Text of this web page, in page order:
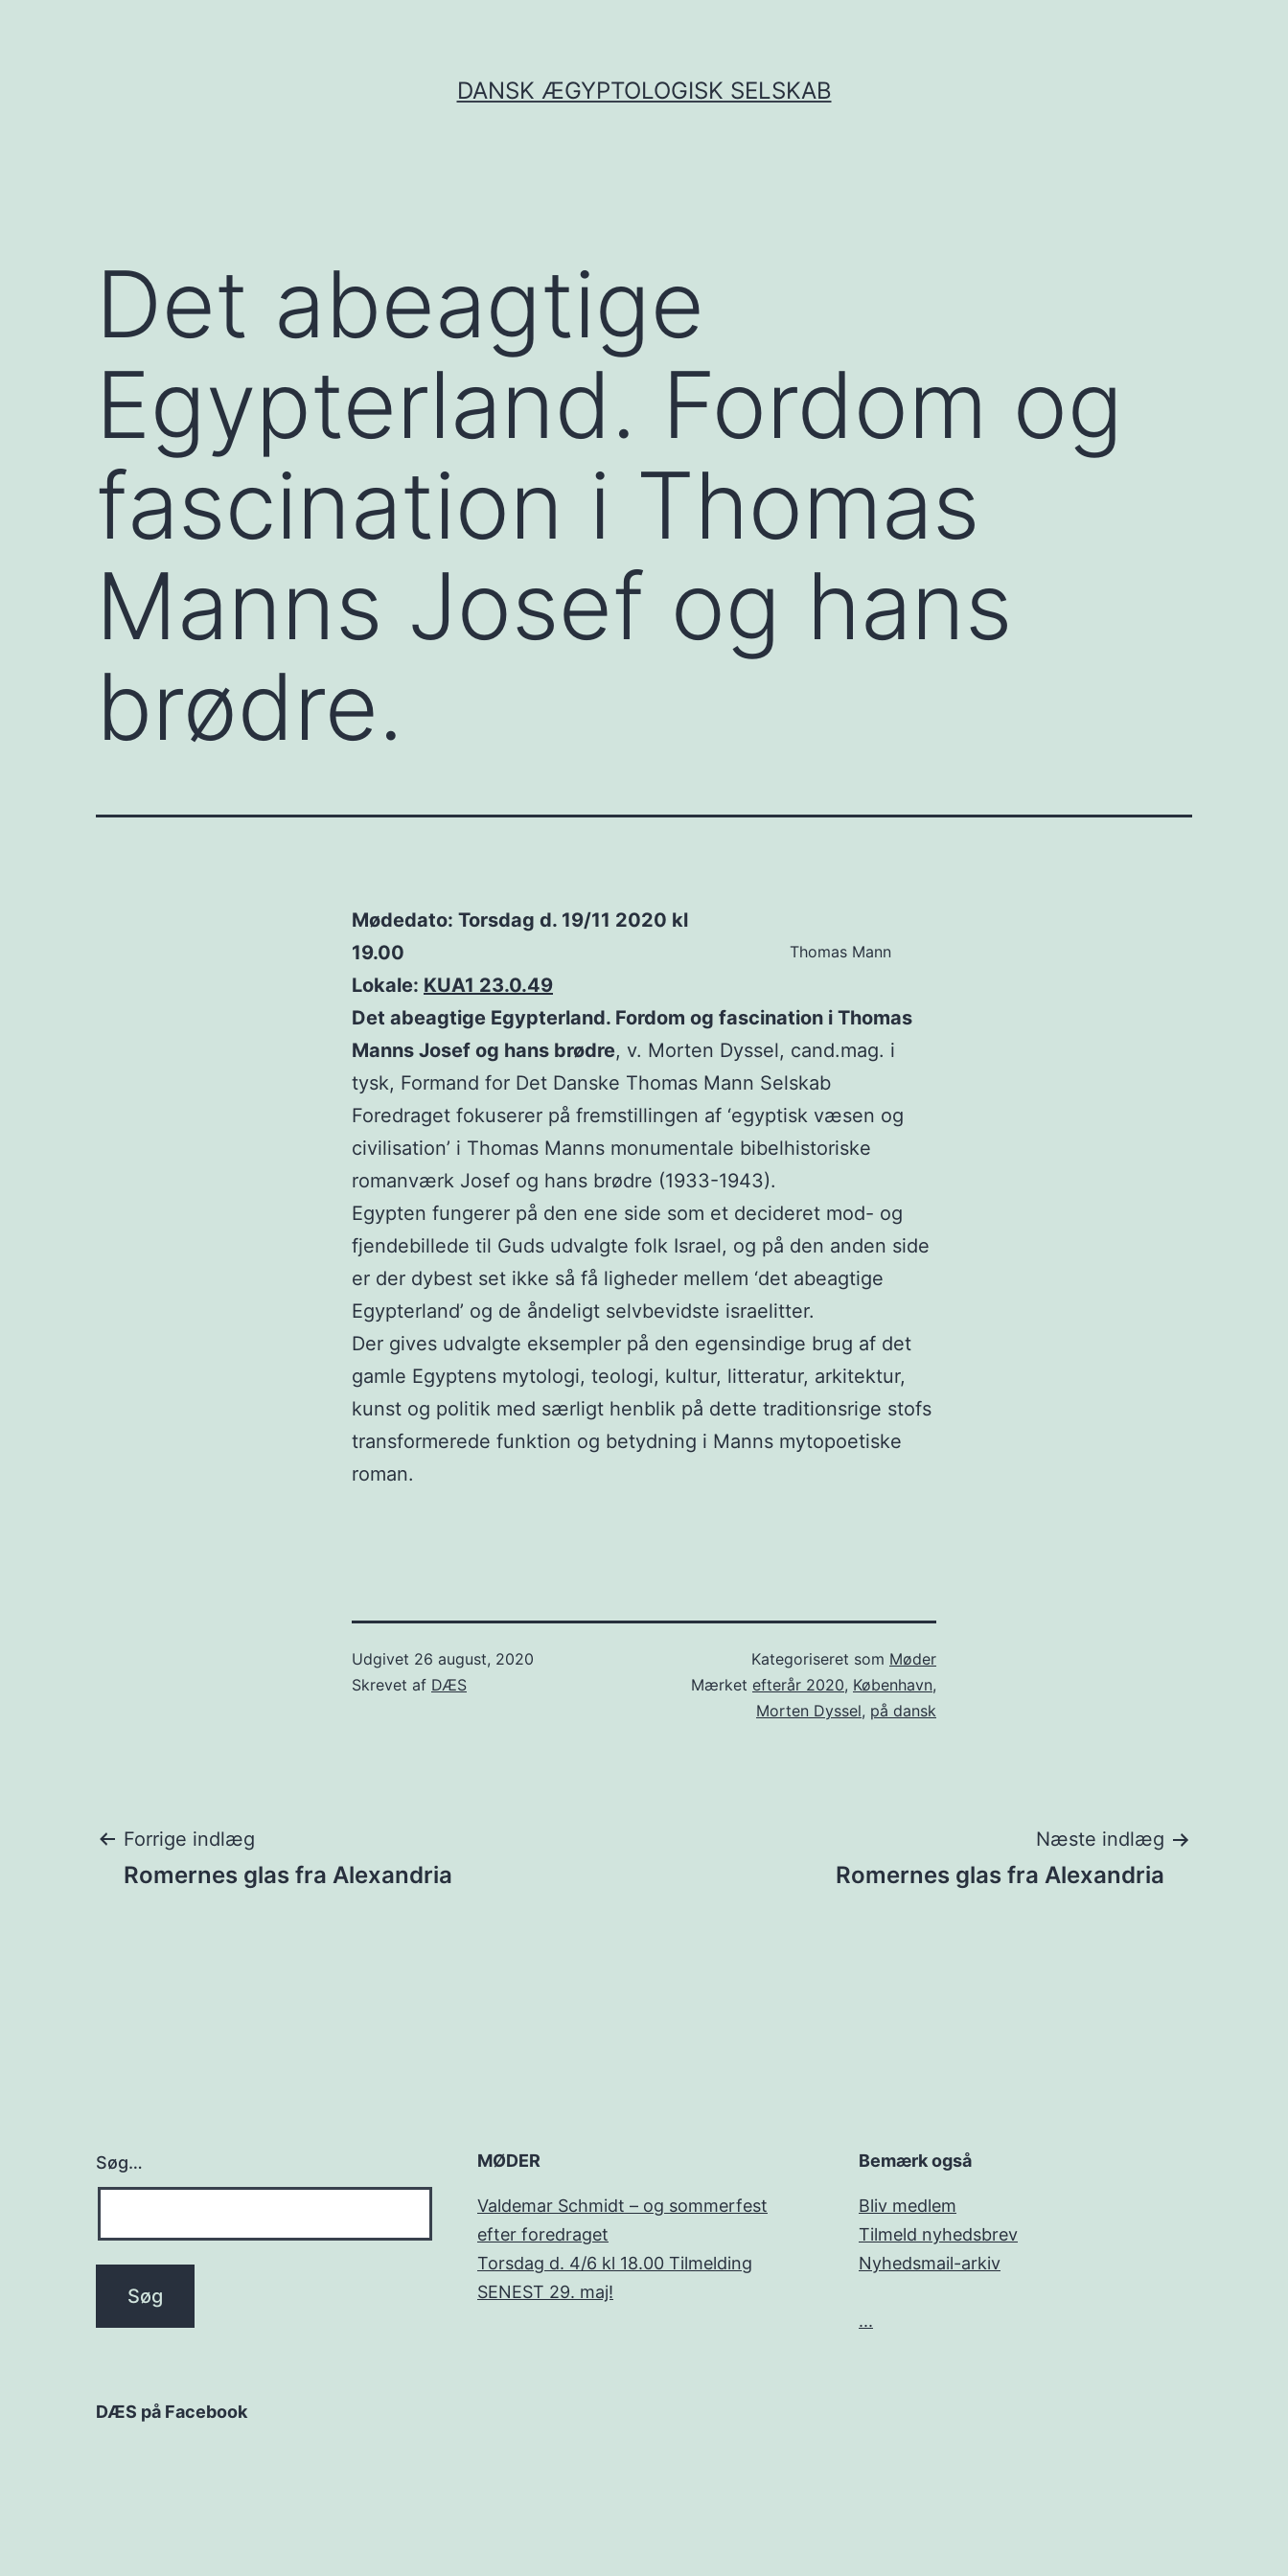
DANSK ÆGYPTOLOGISK SELSKAB
Det abeagtige
Egypterland. Fordom og
fascination i Thomas
Manns Josef og hans
brødre.
Thomas Mann
Mødedato: Torsdag d. 19/11 2020 kl
19.00
Lokale: KUA1 23.0.49
Det abeagtige Egypterland. Fordom og fascination i Thomas
Manns Josef og hans brødre, v. Morten Dyssel, cand.mag. i
tysk, Formand for Det Danske Thomas Mann Selskab
Foredraget fokuserer på fremstillingen af ‘egyptisk væsen og
civilisation’ i Thomas Manns monumentale bibelhistoriske
romanværk Josef og hans brødre (1933-1943).
Egypten fungerer på den ene side som et decideret mod- og
fjendebillede til Guds udvalgte folk Israel, og på den anden side
er der dybest set ikke så få ligheder mellem ‘det abeagtige
Egypterland’ og de åndeligt selvbevidste israelitter.
Der gives udvalgte eksempler på den egensindige brug af det
gamle Egyptens mytologi, teologi, kultur, litteratur, arkitektur,
kunst og politik med særligt henblik på dette traditionsrige stofs
transformerede funktion og betydning i Manns mytopoetiske
roman.
Udgivet 26 august, 2020
Skrevet af DÆS
Kategoriseret som Møder
Mærket efterår 2020, København,
Morten Dyssel, på dansk
Indlægsnavigation
Forrige indlæg
Romernes glas fra Alexandria
Næste indlæg
Romernes glas fra Alexandria
Søg… MØDER
Valdemar Schmidt – og sommerfest
efter foredraget
Torsdag d. 4/6 kl 18.00 Tilmelding
SENEST 29. maj!
Bemærk også
Bliv medlem
Tilmeld nyhedsbrev
Nyhedsmail-arkiv
...
DÆS på Facebook